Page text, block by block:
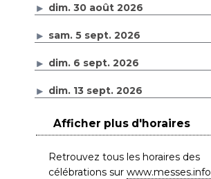
dim. 30 août 2026
sam. 5 sept. 2026
dim. 6 sept. 2026
dim. 13 sept. 2026
Afficher plus d'horaires
Retrouvez tous les horaires des
célébrations sur www.messes.info